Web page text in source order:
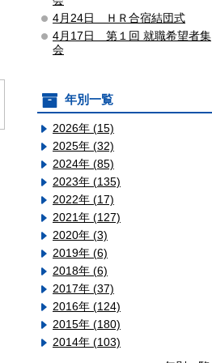
4月24日 ＨＲ合宿結団式
4月17日 第１回 就職希望者集
会
年別一覧
2026年 (15)
2025年 (32)
2024年 (85)
2023年 (135)
2022年 (17)
2021年 (127)
2020年 (3)
2019年 (6)
2018年 (6)
2017年 (37)
2016年 (124)
2015年 (180)
2014年 (103)